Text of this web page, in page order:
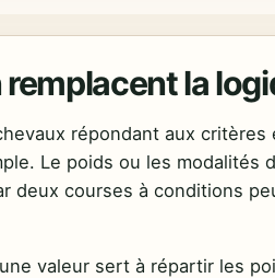
remplacent la
répondant aux critères
Le poids ou les modalités
deux courses à conditions
valeur sert à répartir les